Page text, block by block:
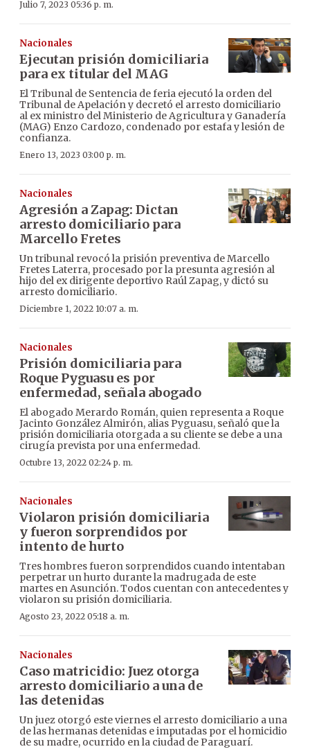
Julio 7, 2023 05:36 p. m.
Nacionales
Ejecutan prisión domiciliaria
para ex titular del MAG
El Tribunal de Sentencia de feria ejecutó la orden del
Tribunal de Apelación y decretó el arresto domiciliario
al ex ministro del Ministerio de Agricultura y Ganadería
(MAG) Enzo Cardozo, condenado por estafa y lesión de
confianza.
Enero 13, 2023 03:00 p. m.
Nacionales
Agresión a Zapag: Dictan
arresto domiciliario para
Marcello Fretes
Un tribunal revocó la prisión preventiva de Marcello
Fretes Laterra, procesado por la presunta agresión al
hijo del ex dirigente deportivo Raúl Zapag, y dictó su
arresto domiciliario.
Diciembre 1, 2022 10:07 a. m.
Nacionales
Prisión domiciliaria para
Roque Pyguasu es por
enfermedad, señala abogado
El abogado Merardo Román, quien representa a Roque
Jacinto González Almirón, alias Pyguasu, señaló que la
prisión domiciliaria otorgada a su cliente se debe a una
cirugía prevista por una enfermedad.
Octubre 13, 2022 02:24 p. m.
Nacionales
Violaron prisión domiciliaria
y fueron sorprendidos por
intento de hurto
Tres hombres fueron sorprendidos cuando intentaban
perpetrar un hurto durante la madrugada de este
martes en Asunción. Todos cuentan con antecedentes y
violaron su prisión domiciliaria.
Agosto 23, 2022 05:18 a. m.
Nacionales
Caso matricidio: Juez otorga
arresto domiciliario a una de
las detenidas
Un juez otorgó este viernes el arresto domiciliario a una
de las hermanas detenidas e imputadas por el homicidio
de su madre, ocurrido en la ciudad de Paraguarí.